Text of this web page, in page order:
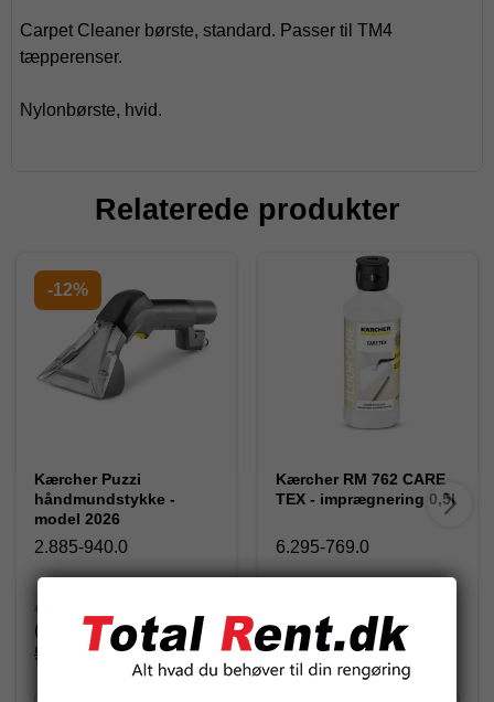
Carpet Cleaner børste, standard. Passer til TM4
tæpperenser.
Nylonbørste, hvid.
Relaterede produkter
-12%
Kærcher Puzzi
håndmundstykke -
model 2026
2.885-940.0
525,00 DKK
462,00 DKK
(inkl. moms)
Kærcher RM 762 CARE
TEX - imprægnering 0,5l
6.295-769.0
(inkl. moms)